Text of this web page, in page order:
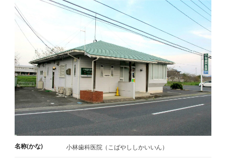
名称(かな) 小林歯科医院（こばやししかいいん）